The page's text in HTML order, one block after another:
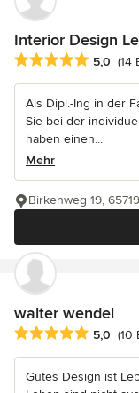
Interior Design
Durchschnittliche
5,0 (14
Als Dipl.-Ing in der
Sie bei der
haben einen...
Mehr
Birkenweg 19,
walter wendel
Durchschnittliche
5,0 (10
Gutes Design ist